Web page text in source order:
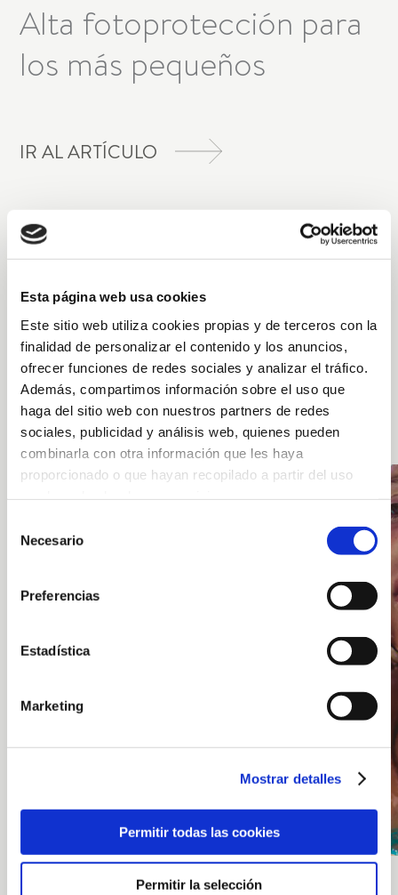
Esta página web usa cookies
Este sitio web utiliza cookies propias y de terceros con la
finalidad de personalizar el contenido y los anuncios,
ofrecer funciones de redes sociales y analizar el tráfico.
Además, compartimos información sobre el uso que
haga del sitio web con nuestros partners de redes
sociales, publicidad y análisis web, quienes pueden
combinarla con otra información que les haya
proporcionado o que hayan recopilado a partir del uso
Más información
Necesario
Preferencias
Estadística
Marketing
Mostrar detalles
Permitir todas las cookies
Permitir la selección
Alta fotoprotección para
los más pequeños
IR AL ARTÍCULO
la de los adultos y, por tanto, necesita una atención
especial. Descubre de la mano de IM Farmacias las
necesidades específicas para el cuidado de la piel infantil.